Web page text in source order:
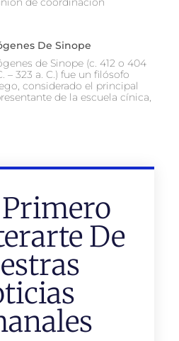
De Sinope
de Sinope (c. 412 o 404
– 323 a. C.) fue un filósofo
considerado el principal
de la escuela cínica,
Primero
De